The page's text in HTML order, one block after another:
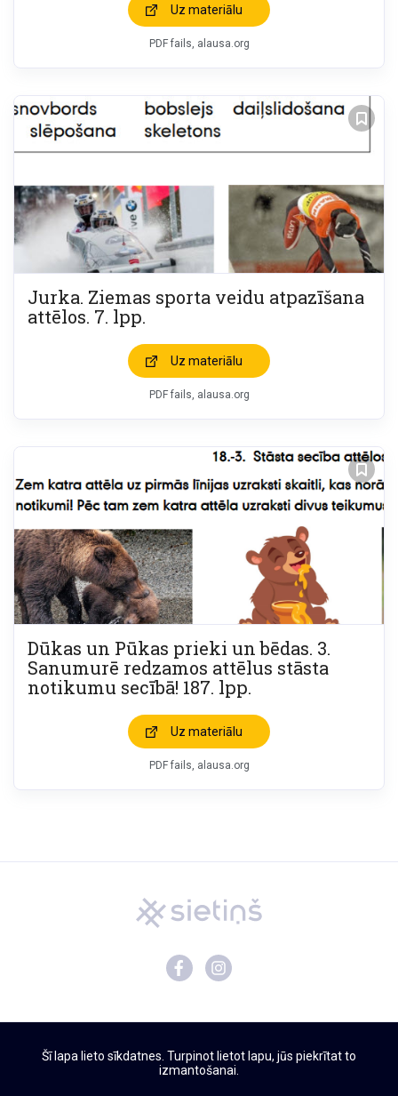
Uz materiālu
PDF fails, alausa.org
Jurka. Ziemas sporta veidu atpazīšana
attēlos. 7. lpp.
Uz materiālu
PDF fails, alausa.org
Dūkas un Pūkas prieki un bēdas. 3.
Sanumurē redzamos attēlus stāsta
notikumu secībā! 187. lpp.
Uz materiālu
PDF fails, alausa.org
Šī lapa lieto sīkdatnes. Turpinot lietot lapu, jūs piekrītat to
izmantošanai.
Par Sietiņu